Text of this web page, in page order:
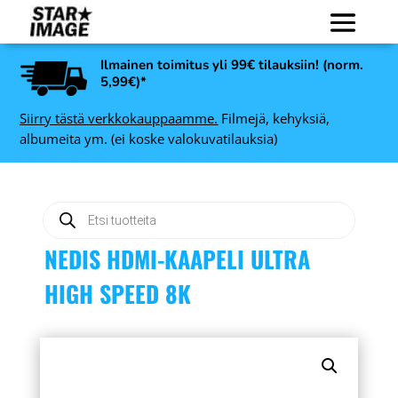
Ilmainen toimitus yli 99€ tilauksiin! (norm.
5,99€)*
Siirry tästä verkkokauppaamme. Filmejä, kehyksiä,
albumeita ym. (ei koske valokuvatilauksia)
search
NEDIS HDMI-KAAPELI ULTRA
HIGH SPEED 8K